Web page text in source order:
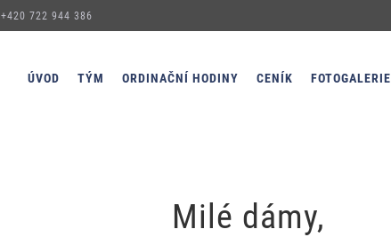
+420 722 944 386
ÚVOD TÝM ORDINAČNÍ HODINY CENÍK FOTOGALERIE
Milé dámy,